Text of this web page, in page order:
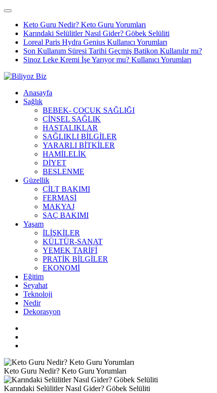
Keto Guru Nedir? Keto Guru Yorumları
Karındaki Selülitler Nasıl Gider? Göbek Selüliti
Loreal Paris Hydra Genius Kullanıcı Yorumları
Son Kullanım Süresi Tarihi Geçmiş Batikon Kullanılır mı?
Sinoz Leke Kremi İşe Yarıyor mu? Kullanıcı Yorumları
Anasayfa
Sağlık
BEBEK- ÇOCUK SAĞLIĞI
CİNSEL SAĞLIK
HASTALIKLAR
SAĞLIKLI BİLGİLER
YARARLI BİTKİLER
HAMİLELİK
DİYET
BESLENME
Güzellik
CİLT BAKIMI
FERMASİ
MAKYAJ
SAÇ BAKIMI
Yaşam
İLİŞKİLER
KÜLTÜR-SANAT
YEMEK TARİFİ
PRATİK BİLGİLER
EKONOMİ
Eğitim
Seyahat
Teknoloji
Nedir
Dekorasyon
Keto Guru Nedir? Keto Guru Yorumları
Karındaki Selülitler Nasıl Gider? Göbek Selüliti